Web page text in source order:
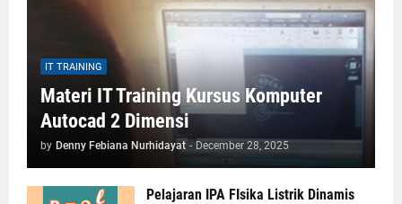
IT TRAINING
Materi IT Training Kursus Komputer
Autocad 2 Dimensi
by Denny Febiana Nurhidayat - December 28, 2025
Pelajaran IPA FIsika Listrik Dinamis